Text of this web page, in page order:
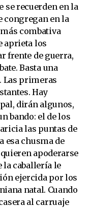
se recuerden en la
en la
combativa
aprieta los
frente de guerra,
Basta una
Las primeras
Hay
dirán algunos,
bando: el de los
las puntas de
esa chusma de
apoderarse
la caballería le
ejercida por los
natal. Cuando
al carruaje